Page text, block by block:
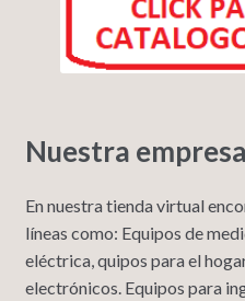
Nuestra
En nuestra tienda virtual
líneas como: Equipos de
eléctrica, quipos para el
electrónicos. Equipos para